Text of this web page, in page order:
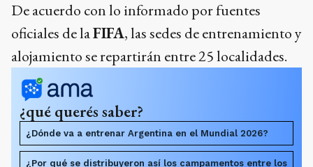
De acuerdo con lo informado por fuentes
oficiales de laFIFA, las sedes de entrenamiento y
alojamiento se repartirán entre 25 localidades.
¿qué querés saber?
¿Dónde va a entrenar Argentina en el Mundial 2026?
¿Por qué se distribuyeron así los campamentos entre los